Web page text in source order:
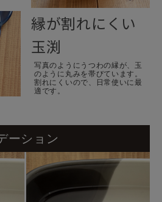
縁が割れにくい
玉渕
写真のようにうつわの縁が、玉
のように丸みを帯びています。
割れにくいので、日常使いに最
適です。
ーション